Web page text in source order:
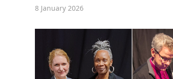
8 January 2026